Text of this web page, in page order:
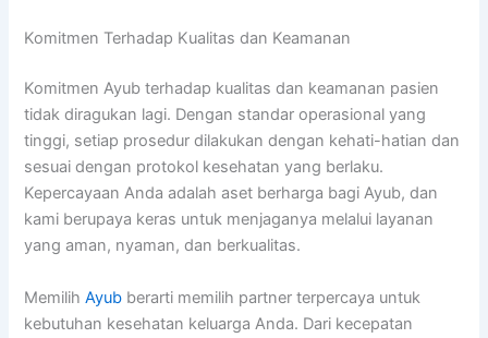
Komitmen Terhadap Kualitas dan Keamanan
Komitmen Ayub terhadap kualitas dan keamanan pasien
tidak diragukan lagi. Dengan standar operasional yang
tinggi, setiap prosedur dilakukan dengan kehati-hatian dan
sesuai dengan protokol kesehatan yang berlaku.
Kepercayaan Anda adalah aset berharga bagi Ayub, dan
kami berupaya keras untuk menjaganya melalui layanan
yang aman, nyaman, dan berkualitas.
MemilihAyub berarti memilih partner terpercaya untuk
kebutuhan kesehatan keluarga Anda. Dari kecepatan